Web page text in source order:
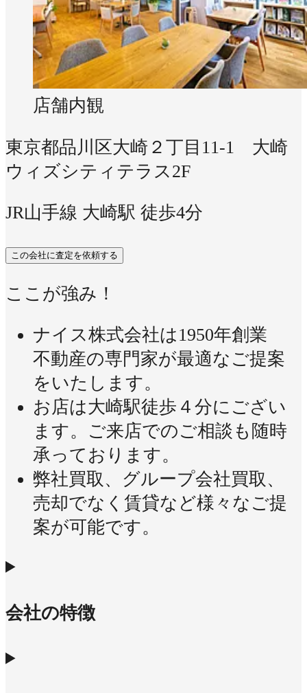
店舗内観
東京都品川区大崎２丁目11-1 大崎
ウィズシティテラス2F
JR山手線 大崎駅 徒歩4分
この会社に査定を依頼する
ここが強み！
ナイス株式会社は1950年創業
不動産の専門家が最適なご提案
をいたします。
お店は大崎駅徒歩４分にござい
ます。ご来店でのご相談も随時
承っております。
弊社買取、グループ会社買取、
売却でなく賃貸など様々なご提
案が可能です。
会社の特徴